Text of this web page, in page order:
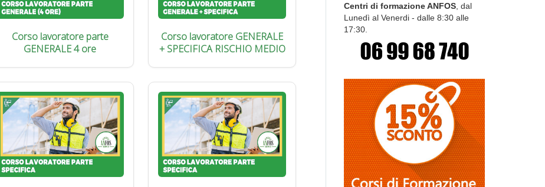
Corso lavoratore parte
GENERALE 4 ore
Corso lavoratore GENERALE
+ SPECIFICA RISCHIO MEDIO
Centri di formazione ANFOS , dal
Lunedì al Venerdi - dalle 8:30 alle
17:30.